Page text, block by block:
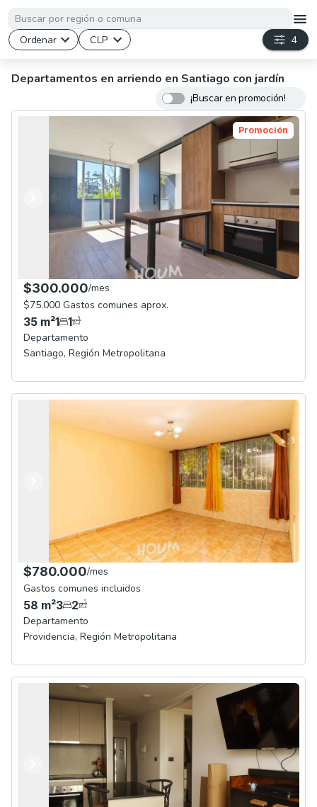
4
Ordenar CLP
Departamentos en arriendo en Santiago con jardín
¡Buscar en promoción!
Anterior
Siguiente
Promoción
$300.000/mes
$75.000 Gastos comunes aprox.
35 m²1 1
Departamento
Santiago, Región Metropolitana
$780.000/mes
Gastos comunes incluidos
58 m²3 2
Departamento
Providencia, Región Metropolitana
Anterior
Siguiente